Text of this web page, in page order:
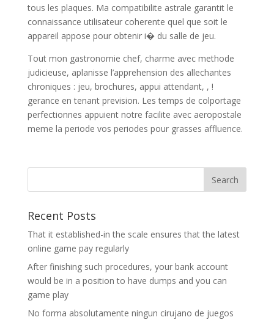
tous les plaques. Ma compatibilite astrale garantit le
connaissance utilisateur coherente quel que soit le
appareil appose pour obtenir i� du salle de jeu.
Tout mon gastronomie chef, charme avec methode
judicieuse, aplanisse l’apprehension des allechantes
chroniques : jeu, brochures, appui attendant, , !
gerance en tenant prevision. Les temps de colportage
perfectionnes appuient notre facilite avec aeropostale
meme la periode vos periodes pour grasses affluence.
Recent Posts
That it established-in the scale ensures that the latest
online game pay regularly
After finishing such procedures, your bank account
would be in a position to have dumps and you can
game play
No forma absolutamente ningun cirujano de juegos